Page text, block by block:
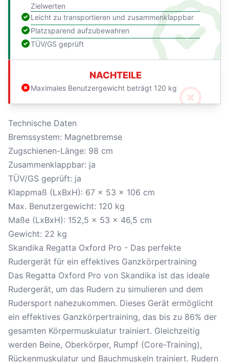
Zielwerten
Leicht zu transportieren und zusammenklappbar
Platzsparend aufzubewahren
TÜV/GS geprüft
NACHTEILE
Maximales Benutzergewicht beträgt 120 kg
Technische Daten
Bremssystem: Magnetbremse
Zugschienen-Länge: 98 cm
Zusammenklappbar: ja
TÜV/GS geprüft: ja
Klappmaß (LxBxH): 67 x 53 x 106 cm
Max. Benutzergewicht: 120 kg
Maße (LxBxH): 152,5 x 53 x 46,5 cm
Gewicht: 22 kg
Skandika Regatta Oxford Pro - Das perfekte
Rudergerät für ein effektives Ganzkörpertraining
Das Regatta Oxford Pro von Skandika ist das ideale
Rudergerät, um das Rudern zu simulieren und dem
Rudersport nahezukommen. Dieses Gerät ermöglicht
ein effektives Ganzkörpertraining, das bis zu 86% der
gesamten Körpermuskulatur trainiert. Gleichzeitig
werden Beine, Oberkörper, Rumpf (Core-Training),
Rückenmuskulatur und Bauchmuskeln trainiert. Rudern